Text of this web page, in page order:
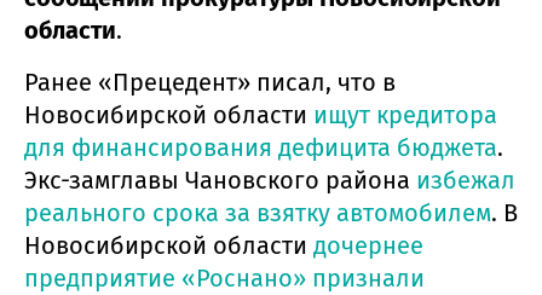
области.
Ранее «Прецедент» писал, что в
Новосибирской области ищут кредитора
для финансирования дефицита бюджета.
Экс-замглавы Чановского района избежал
реального срока за взятку автомобилем. В
Новосибирской области дочернее
предприятие «Роснано» признали